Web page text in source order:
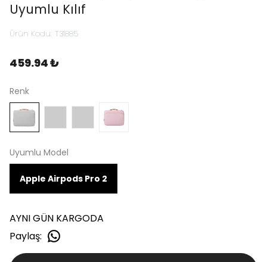
Uyumlu Kılıf
Ürün Kodu: T31885
459.94 ₺
Renk
Uyumlu Model
Apple Airpods Pro 2
AYNI GÜN KARGODA
Paylaş: